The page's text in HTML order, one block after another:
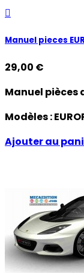

Manuel pieces
29,00 €
Manuel pièces
Modèles :
Ajouter au